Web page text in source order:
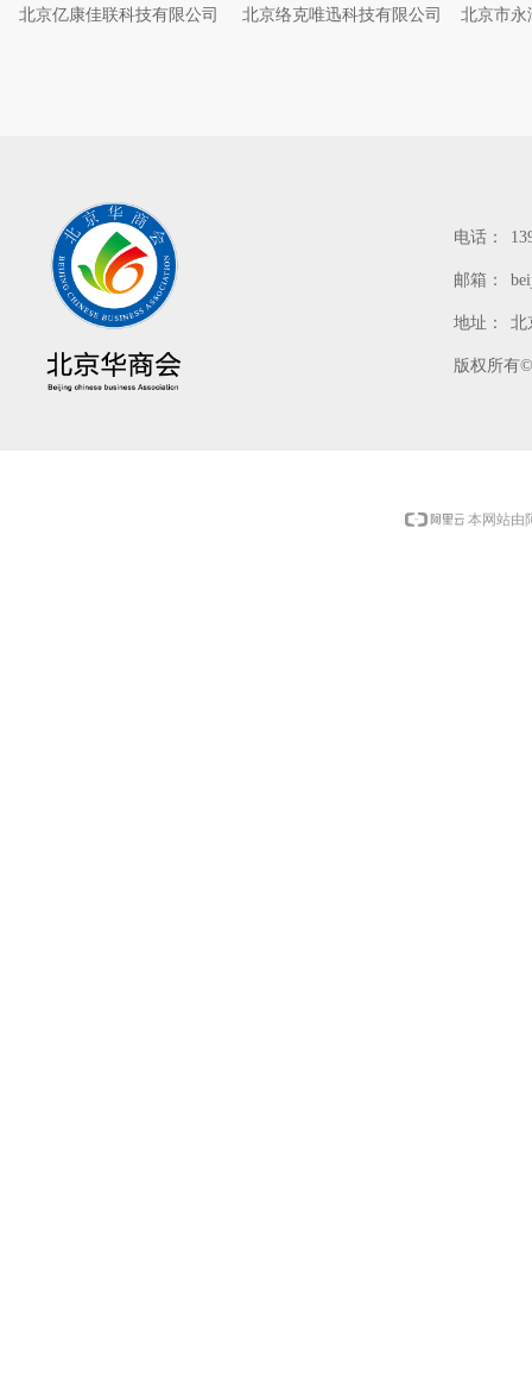
电话：
邮箱：
地址： 北
版权所有©
北京亿康佳联科技有限公司 北京络克唯迅科技有限公司 北京市
本网站由